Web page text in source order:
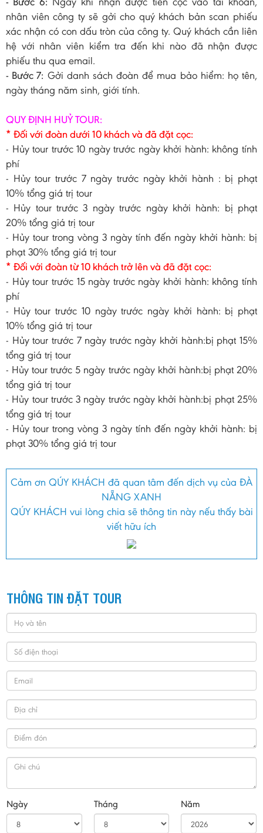
nhân viên công ty sẽ gởi cho quý khách bản scan phiếu
xác nhận có con dấu tròn của công ty. Quý khách cần liên
hệ với nhân viên kiểm tra đến khi nào đã nhận được
phiếu thu qua email.
- Bước 7: Gởi danh sách đoàn để mua bảo hiểm: họ tên,
ngày tháng năm sinh, giới tính.
QUY ĐỊNH HUỶ TOUR:
* Đối với đoàn dưới 10 khách và đã đặt cọc:
- Hủy tour trước 10 ngày trước ngày khởi hành: không tính
phí
- Hủy tour trước 7 ngày trước ngày khởi hành : bị phạt
10% tổng giá trị tour
- Hủy tour trước 3 ngày trước ngày khởi hành: bị phạt
20% tổng giá trị tour
- Hủy tour trong vòng 3 ngày tính đến ngày khởi hành: bị
phạt 30% tổng giá trị tour
* Đối với đoàn từ 10 khách trở lên và đã đặt cọc:
- Hủy tour trước 15 ngày trước ngày khởi hành: không tính
phí
- Hủy tour trước 10 ngày trước ngày khởi hành: bị phạt
10% tổng giá trị tour
- Hủy tour trước 7 ngày trước ngày khởi hành:bị phạt 15%
tổng giá trị tour
- Hủy tour trước 5 ngày trước ngày khởi hành:bị phạt 20%
tổng giá trị tour
- Hủy tour trước 3 ngày trước ngày khởi hành:bị phạt 25%
tổng giá trị tour
- Hủy tour trong vòng 3 ngày tính đến ngày khởi hành: bị
phạt 30% tổng giá trị tour
Cảm ơn QÚY KHÁCH đã quan tâm đến dịch vụ của ĐÀ
NẴNG XANH
QÚY KHÁCH vui lòng chia sẽ thông tin này nếu thấy bài
viết hữu ích
THÔNG TIN ĐẶT TOUR
Ngày Tháng Năm